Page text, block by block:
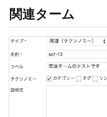
関連ターム